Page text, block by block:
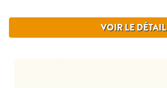
VOIR LE DÉTAIL